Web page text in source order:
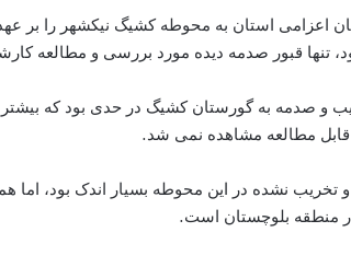
استان به محوطه کشیگ نیکشهر را بر
تنها قبور صدمه دیده مورد بررسی و مطالعه
و صدمه به گورستان کشیگ در حدی بود که
مطالعه مشاهده نمی شد.
نشده در این محوطه بسیار اندک بود، اما
منطقه بلوچستان است.